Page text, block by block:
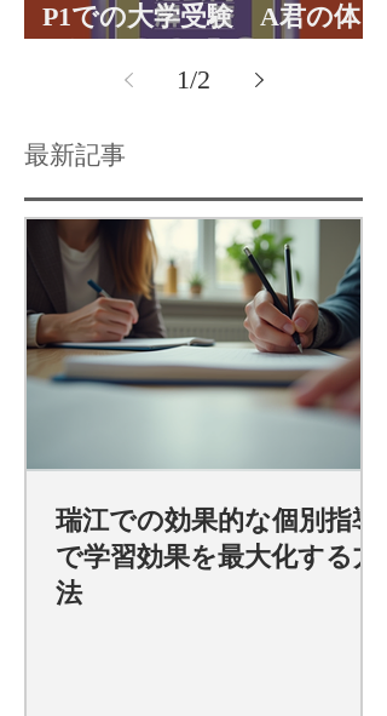
P1での大学受験 A君の体
1/2
最新記事
瑞江での効果的な個別指導
で学習効果を最大化する方
法